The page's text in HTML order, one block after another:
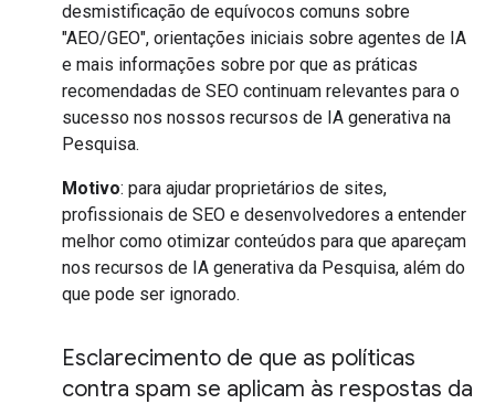
desmistificação de equívocos comuns sobre
"AEO/GEO", orientações iniciais sobre agentes de IA
e mais informações sobre por que as práticas
recomendadas de SEO continuam relevantes para o
sucesso nos nossos recursos de IA generativa na
Pesquisa.
Motivo: para ajudar proprietários de sites,
profissionais de SEO e desenvolvedores a entender
melhor como otimizar conteúdos para que apareçam
nos recursos de IA generativa da Pesquisa, além do
que pode ser ignorado.
Esclarecimento de que as políticas
contra spam se aplicam às respostas da